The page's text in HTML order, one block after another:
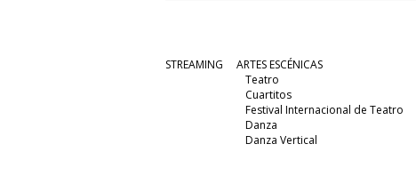
STREAMING
ARTES ESCÉNICAS
Teatro
Cuartitos
Festival Internacional de Teatro
Danza
Danza Vertical